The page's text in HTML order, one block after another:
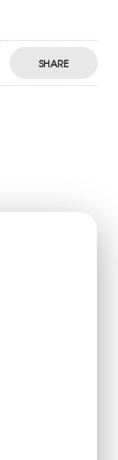
SHARE